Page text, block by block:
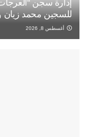
للسجين محمد
أغسطس 8, 2026